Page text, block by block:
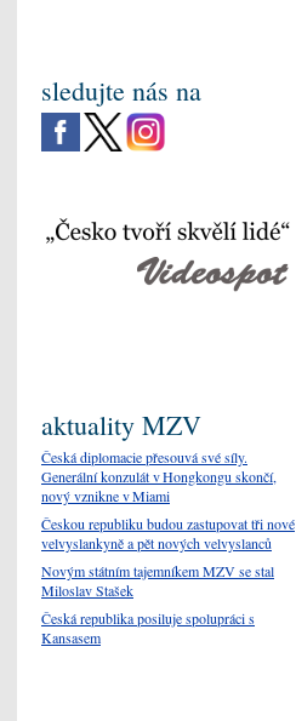
sledujte nás na
aktuality MZV
Česká diplomacie přesouvá své síly.
Generální konzulát v Hongkongu skončí,
nový vznikne v Miami
Českou republiku budou zastupovat tři nové
velvyslankyně a pět nových velvyslanců
Novým státním tajemníkem MZV se stal
Miloslav Stašek
Česká republika posiluje spolupráci s
Kansasem